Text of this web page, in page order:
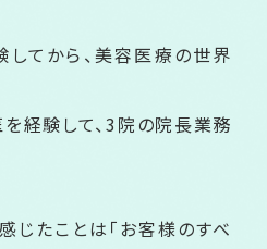
てから、美容医療の世界
経験して、3院の院長業務
じたことは「お客様のすべ